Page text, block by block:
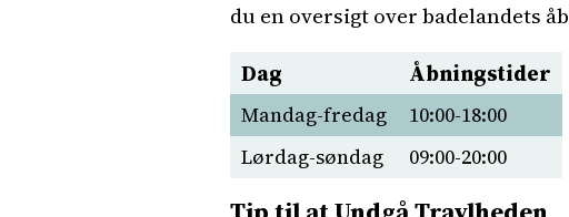
du en oversigt over badelandets
Dag
Åbningstider
Mandag-fredag
10:00-18:00
Lørdag-søndag
09:00-20:00